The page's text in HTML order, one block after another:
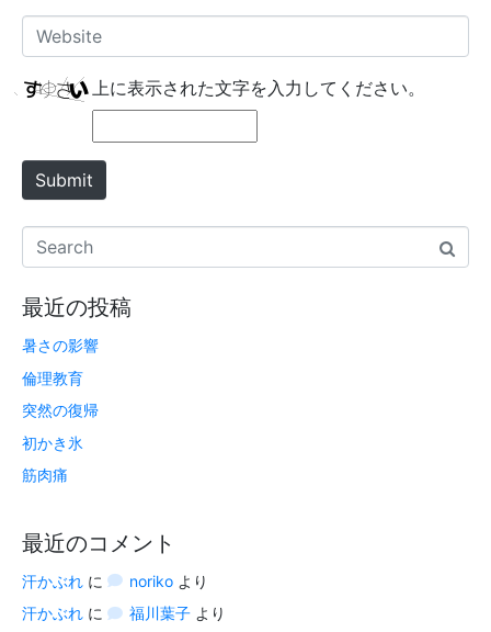
*
a
*
W
e
b
t
上に表示された文字を入力してください。
Submit
最近の投稿
暑さの影響
倫理教育
突然の復帰
初かき氷
筋肉痛
最近のコメント
汗かぶれ に norikoより
汗かぶれ に 福川葉子より